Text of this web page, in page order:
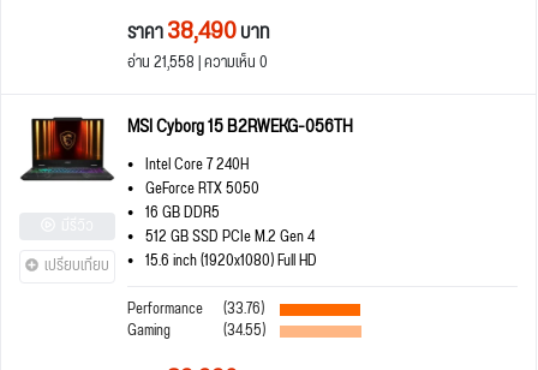
ราคา38,490บาท
อ่าน 21,558 | ความเห็น 0
เปรียบเทียบ
MSI Cyborg 15 B2RWEKG-056TH
Intel Core 7 240H
GeForce RTX 5050
16 GB DDR5
512 GB SSD PCIe M.2 Gen 4
15.6 inch (1920x1080) Full HD
Performance
(33.76)
Gaming (34.55)